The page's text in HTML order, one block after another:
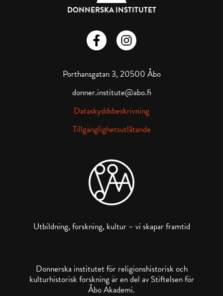
DONNERSKA INSTITUTET
Donnerska institutet på Facebook
Donnerska institutet på
Porthansgatan 3, 20500 Åbo
donner.institute@abo.fi
Dataskyddsbeskrivning
Tillgänglighetsutlåtande
Utbildning, forskning, kultur – vi skapar framtid
Donnerska institutet för religionshistorisk och
kulturhistorisk forskning är en del av Stiftelsen för
Åbo Akademi.